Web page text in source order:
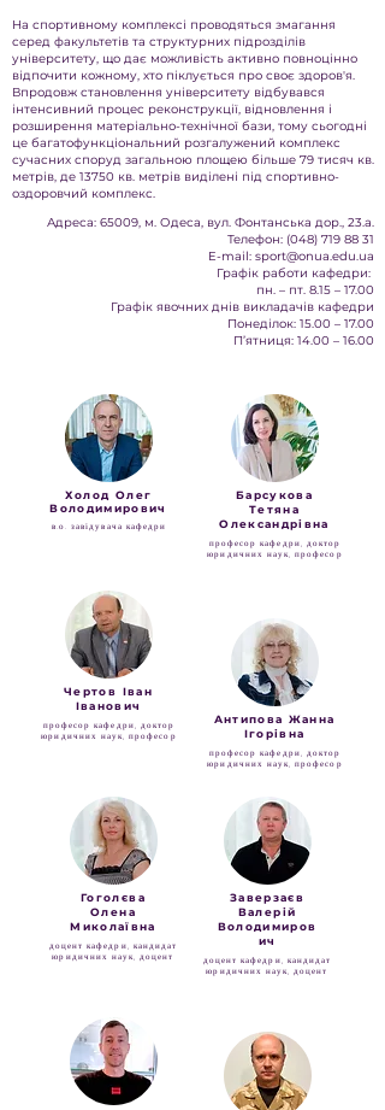
На спортивному комплексі проводяться змагання
серед факультетів та структурних підрозділів
університету, що дає можливість активно повноцінно
відпочити кожному, хто піклується про своє здоров'я.
Впродовж становлення університету відбувався
інтенсивний процес реконструкції, відновлення і
розширення матеріально-технічної бази, тому сьогодні
це багатофункціональний розгалужений комплекс
сучасних споруд загальною площею більше 79 тисяч кв.
метрів, де 13750 кв. метрів виділені під спортивно-
оздоровчий комплекс.
Адреса: 65009, м. Одеса, вул. Фонтанська дор., 23.а.
Телефон: (048) 719 88 31
E-mail: sport@onua.edu.ua
Графік работи кафедри:
пн. – пт. 8.15 – 17.00
Графік явочних днів викладачів кафедри
Понеділок: 15.00 – 17.00
П’ятниця: 14.00 – 16.00
Холод Олег
Володимирович
в.о. завідувача кафедри
Чертов Іван
Іванович
професор кафедри, доктор
юридичних наук, професор
Барсукова
Тетяна
Олександрівна
професор кафедри, доктор
юридичних наук, професор
Антипова Жанна
Ігорівна
професор кафедри, доктор
юридичних наук, професор
Гоголєва
Олена
Миколаївна
доцент кафедри, кандидат
юридичних наук, доцент
Заверзаєв
Валерій
Володимиров
ич
доцент кафедри, кандидат
юридичних наук, доцент